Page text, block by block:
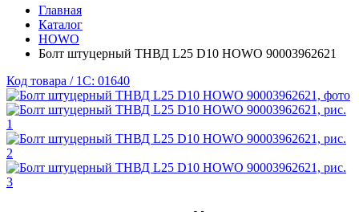
Главная
Каталог
HOWO
Болт штуцерный ТНВД L25 D10 HOWO 90003962621
Код товара / 1C: 01640